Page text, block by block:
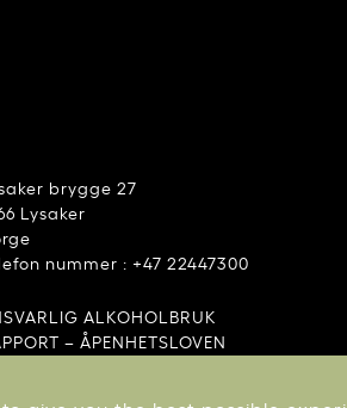
brygge 27
Lysaker
nummer : +47 22447300
ALKOHOLBRUK
– ÅPENHETSLOVEN